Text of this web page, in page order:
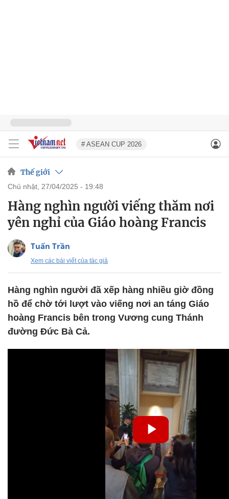
# ASEAN CUP 2026
Thế giới
chủ nhật, 27/04/2025 - 19:48
Hàng nghìn người viếng thăm nơi
yên nghỉ của Giáo hoàng Francis
Tuấn Trần
Xem các bài viết của tác giả
Hàng nghìn người đã xếp hàng nhiều giờ đồng
hồ để chờ tới lượt vào viếng nơi an táng Giáo
hoàng Francis bên trong Vương cung Thánh
đường Đức Bà Cả.